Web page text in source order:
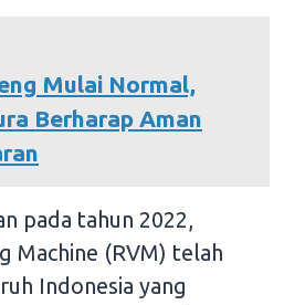
Mulai Normal,
Berharap Aman
pada tahun 2022,
Machine (RVM) telah
Indonesia yang